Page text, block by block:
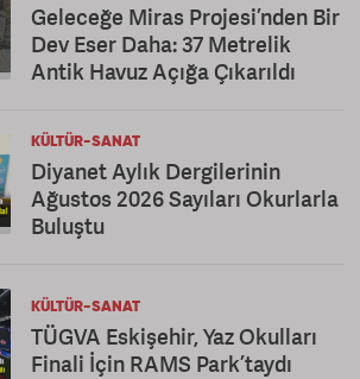
Geleceğe Miras Projesi’nden Bir
Dev Eser Daha: 37 Metrelik
Antik Havuz Açığa Çıkarıldı
KÜLTÜR-SANAT
Diyanet Aylık Dergilerinin
Ağustos 2026 Sayıları Okurlarla
Buluştu
KÜLTÜR-SANAT
TÜGVA Eskişehir, Yaz Okulları
Finali İçin RAMS Park’taydı